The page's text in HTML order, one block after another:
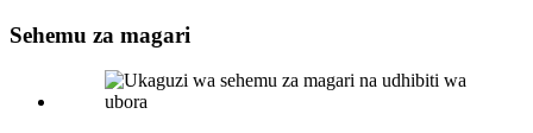
Sehemu za magari